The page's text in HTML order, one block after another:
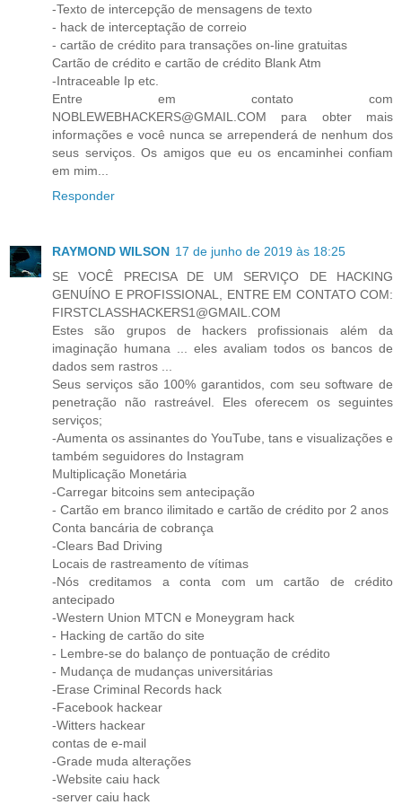
-Texto de intercepção de mensagens de texto
- hack de interceptação de correio
- cartão de crédito para transações on-line gratuitas
Cartão de crédito e cartão de crédito Blank Atm
-Intraceable Ip etc.
Entre em contato com
NOBLEWEBHACKERS@GMAIL.COM para obter mais
informações e você nunca se arrependerá de nenhum dos
seus serviços. Os amigos que eu os encaminhei confiam
em mim...
Responder
RAYMOND WILSON 17 de junho de 2019 às 18:25
SE VOCÊ PRECISA DE UM SERVIÇO DE HACKING
GENUÍNO E PROFISSIONAL, ENTRE EM CONTATO COM:
FIRSTCLASSHACKERS1@GMAIL.COM
Estes são grupos de hackers profissionais além da
imaginação humana ... eles avaliam todos os bancos de
dados sem rastros ...
Seus serviços são 100% garantidos, com seu software de
penetração não rastreável. Eles oferecem os seguintes
serviços;
-Aumenta os assinantes do YouTube, tans e visualizações e
também seguidores do Instagram
Multiplicação Monetária
-Carregar bitcoins sem antecipação
- Cartão em branco ilimitado e cartão de crédito por 2 anos
Conta bancária de cobrança
-Clears Bad Driving
Locais de rastreamento de vítimas
-Nós creditamos a conta com um cartão de crédito
antecipado
-Western Union MTCN e Moneygram hack
- Hacking de cartão do site
- Lembre-se do balanço de pontuação de crédito
- Mudança de mudanças universitárias
-Erase Criminal Records hack
-Facebook hackear
-Witters hackear
contas de e-mail
-Grade muda alterações
-Website caiu hack
-server caiu hack